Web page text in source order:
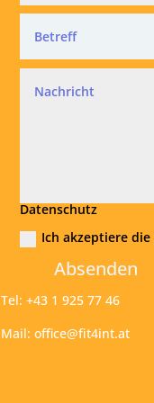
Datenschutz
Ich akzeptiere die
Absenden
Tel: +43 1 925 77 46
Mail: office@fit4int.at